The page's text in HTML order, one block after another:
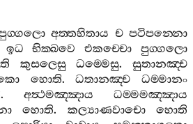
අත‍්තහිතාය ච පටිපන‍්නො
ඉධ භික‍්ඛවෙ එකච‍්චො
පුග‍්ගලො
කුසලෙසු ධම‍්මෙසු.සුතානඤ‍්ච
හොති.ධතානඤ‍්ච
ධම‍්මානං
. අත්‍ථමඤ‍්ඤාය
ධම‍්මමඤ‍්ඤාය
හොති. කල්‍යාණවාචො
හොති